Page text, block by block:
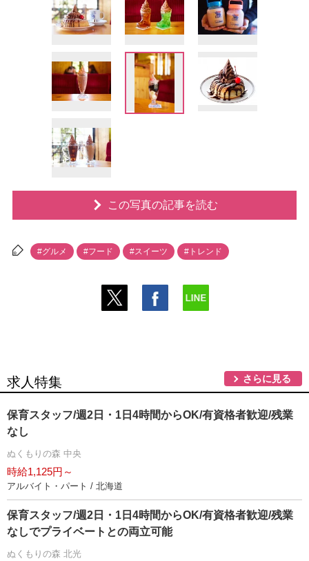
この写真の記事を読む
#グルメ #フード #スイーツ #トレンド
求人特集 さらに見る
保育スタッフ/週2日・1日4時間からOK/有資格者歓迎/残業
なし
ぬくもりの森 中央
時給1,125円～
アルバイト・パート / 北海道
保育スタッフ/週2日・1日4時間からOK/有資格者歓迎/残業
なしでプライベートとの両立可能
ぬくもりの森 北光